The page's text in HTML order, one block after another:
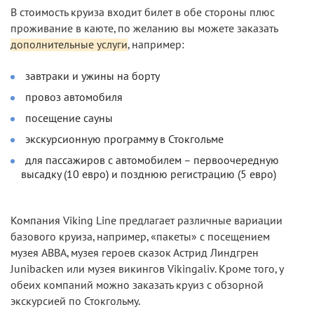
В стоимость круиза входит билет в обе стороны плюс
проживание в каюте, по желанию вы можете заказать
дополнительные услуги, например:
завтраки и ужины на борту
провоз автомобиля
посещение сауны
экскурсионную программу в Стокгольме
для пассажиров с автомобилем – первоочередную
высадку (10 евро) и позднюю регистрацию (5 евро)
Компания Viking Line предлагает различные вариации
базового круиза, например, «пакеты» с посещением
музея ABBA, музея героев сказок Астрид Линдгрен
Junibacken или музея викингов Vikingaliv. Кроме того, у
обеих компаний можно заказать круиз с обзорной
экскурсией по Стокгольму.